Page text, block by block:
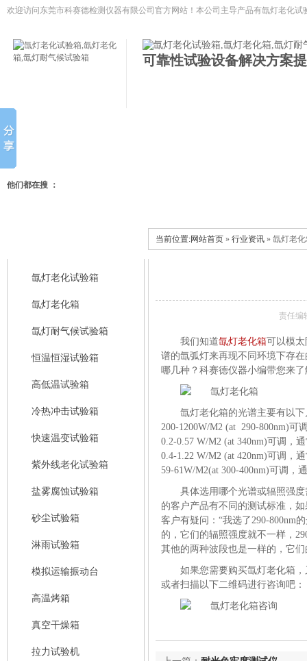
欢迎访问东莞市科赛德检测仪器有限公司官方网站！本公司主导产品有氙灯老化试
可靠性试验设备解决方案
他们都在搜 ：
氙灯老化试验箱
氙灯老化箱
氙灯耐气候试验箱
恒温恒湿试验箱
高低温试验箱
冷热冲击试验箱
快速温变试验箱
紫外线老化试验箱
盐雾腐蚀试验箱
砂尘试验箱
淋雨试验箱
模拟运输振动台
高温烤箱
真空干燥箱
拉力试验机
当前位置:网站首页 » 行业资讯 » 氙灯老
责任编
我们知道氙灯老化箱可以模
谱的氙弧灯来再现不同环境下存
哪几种？科赛德仪器小编带您来了
氙灯老化箱的光谱主要有以
200-1200W/M2 (at 290-800nm)可
0.2-0.57 W/M2 (at 340nm)可调，
0.4-1.22 W/M2 (at 420nm)可调，
59-61W/M2(at 300-400nm)可调，
具体选用哪个光谱或辐照强
的客户产品有不同的测试标准，
客户有疑问：“我选了290-800nm
的，它们的辐照强度就不一样，
其他的两种波段也是一样的，它
如果您需要购买氙灯老化箱
或者扫描以下二维码进行咨询吧：